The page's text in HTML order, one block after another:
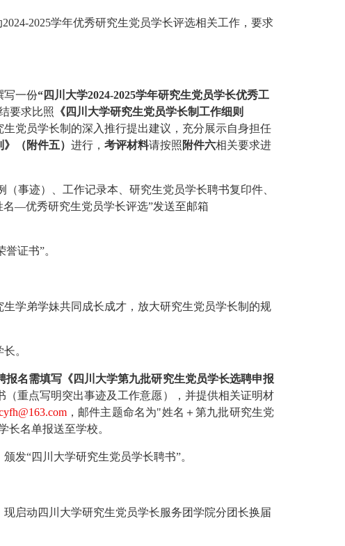
2024-2025学年优秀研究生党员学长评选相关工作 ，要求
写一份“四川大学2024-2025学年研究生党员学长优秀工
要求比照
《四川大学研究生党员学长制工作细则
党员学长制的深入推行提出建议，充分展示自身担任
（附件五） 进行， 考评材料请按照 附件六相关要求进
（事迹）、工作记录本、研究生党员学长聘书复印件、
名—优秀研究生党员学长评选”发送至邮箱
证书”。
学弟学妹共同成长成才，放大研究生党员学长制的规
。
报名需填写《四川大学第九批研究生党员学长选聘申报
（重点写明突出事迹及工作意愿），并提供相关证明材
， 邮件主题命名为"姓名 ＋第九批研究生党
长名单报送至学校。
颁发“四川大学研究生党员学长聘书”。
启动四川大学研究生党员学长服务团学院分团长换届